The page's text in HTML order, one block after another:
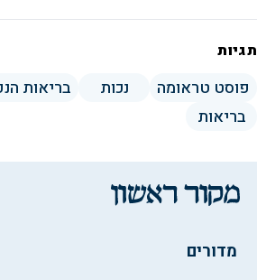
תגיות
פוסט טראומה נכות בריאות
בריאות
מדורים